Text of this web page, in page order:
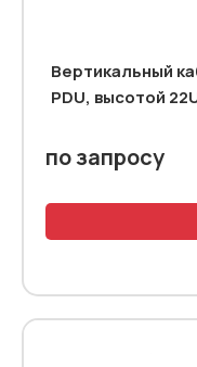
Вертикальный
PDU, высотой
по запросу